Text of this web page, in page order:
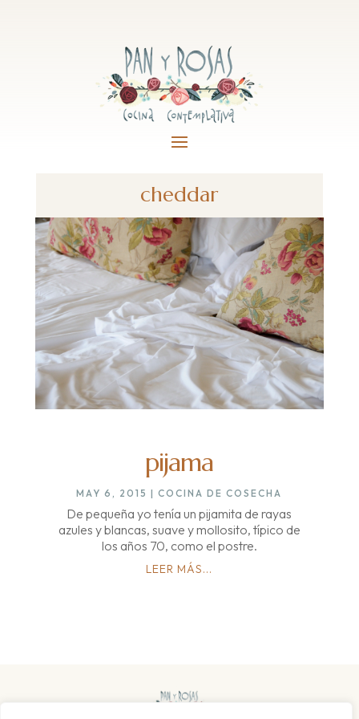
cheddar
pijama
MAY 6, 2015 |COCINA DE COSECHA
De pequeña yo tenía un pijamita de rayas
azules y blancas, suave y mollosito, típico de
los años 70, como el postre.
LEER MÁS...